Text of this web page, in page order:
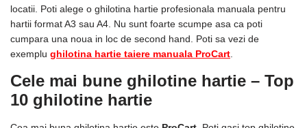
locatii. Poti alege o ghilotina hartie profesionala manuala pentru
hartii format A3 sau A4. Nu sunt foarte scumpe asa ca poti
cumpara una noua in loc de second hand. Poti sa vezi de
exemplu ghilotina hartie taiere manuala ProCart
Cele mai bune ghilotine hartie – Top
10 ghilotine hartie